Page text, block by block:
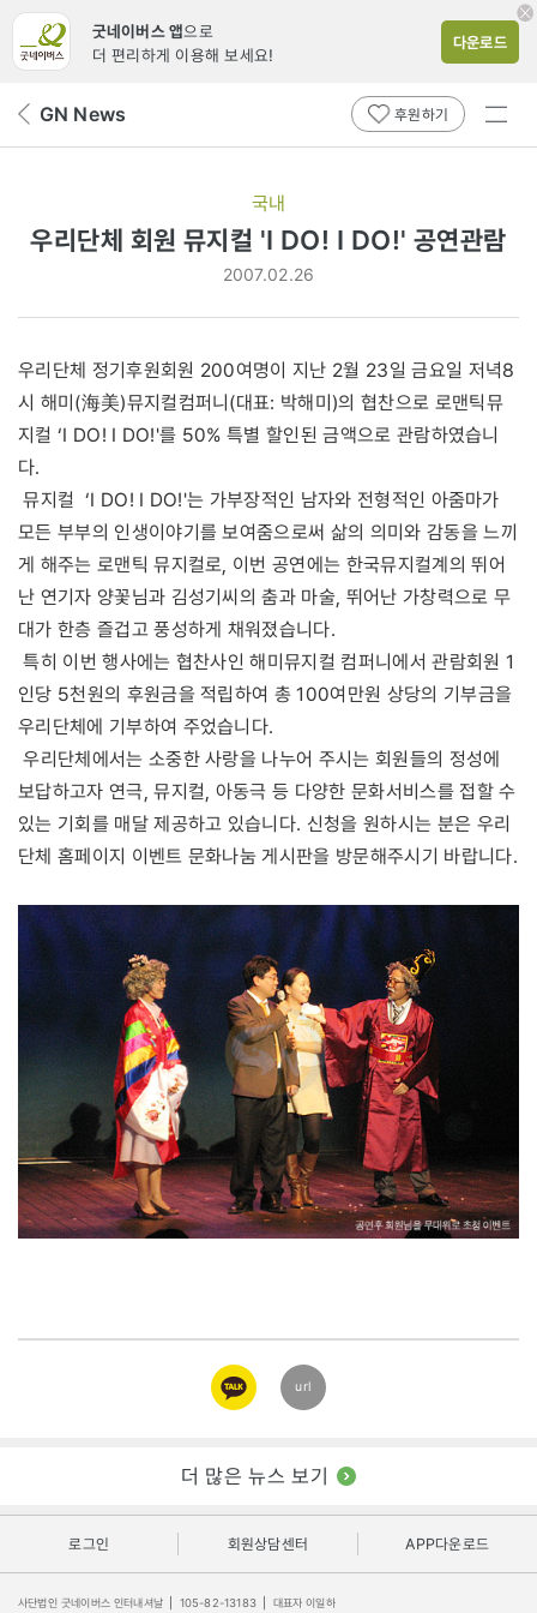
굿네이버스 앱으로
더 편리하게 이용해 보세요!
다운로드
뒤 GN News 후원하기
전체
국내
우리단체 회원 뮤지컬 'I DO! I DO!' 공연관람
2007.02.26
우리단체 정기후원회원 200여명이 지난 2월 23일 금요일 저녁8
시 해미(海美)뮤지컬컴퍼니(대표: 박해미)의 협찬으로 로맨틱뮤
지컬 ‘I DO! I DO!'를 50% 특별 할인된 금액으로 관람하였습니
다.
뮤지컬 ‘I DO! I DO!'는 가부장적인 남자와 전형적인 아줌마가
모든 부부의 인생이야기를 보여줌으로써 삶의 의미와 감동을 느끼
게 해주는 로맨틱 뮤지컬로, 이번 공연에는 한국뮤지컬계의 뛰어
난 연기자 양꽃님과 김성기씨의 춤과 마술, 뛰어난 가창력으로 무
대가 한층 즐겁고 풍성하게 채워졌습니다.
특히 이번 행사에는 협찬사인 해미뮤지컬 컴퍼니에서 관람회원 1
인당 5천원의 후원금을 적립하여 총 100여만원 상당의 기부금을
우리단체에 기부하여 주었습니다.
우리단체에서는 소중한 사랑을 나누어 주시는 회원들의 정성에
보답하고자 연극, 뮤지컬, 아동극 등 다양한 문화서비스를 접할 수
있는 기회를 매달 제공하고 있습니다. 신청을 원하시는 분은 우리
단체 홈페이지 이벤트 문화나눔 게시판을 방문해주시기 바랍니다.
카카오
링크
url
더 많은 뉴스 보기
로그인 회원상담센터 APP다운로드
사단법인 굿네이버스 인터내셔날 105-82-13183 대표자 이일하